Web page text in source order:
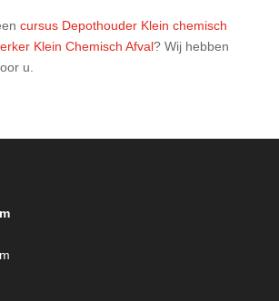
cursus Depothouder Klein chemisch
Klein Chemisch Afval? Wij hebben
u.